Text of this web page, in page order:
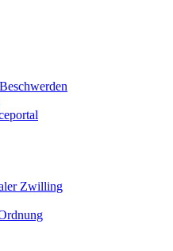
Zwilling